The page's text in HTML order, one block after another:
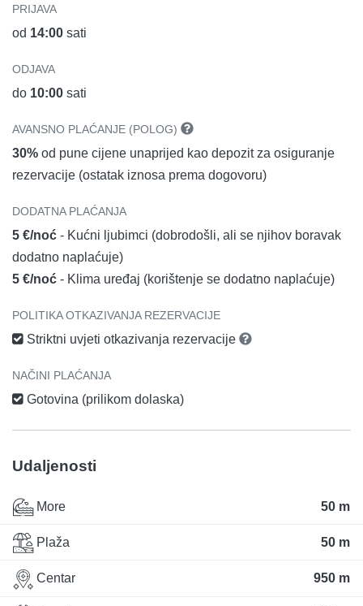
PRIJAVA
od 14:00 sati
ODJAVA
do 10:00 sati
AVANSNO PLAĆANJE (POLOG)
30% od pune cijene unaprijed kao depozit za osiguranje
rezervacije (ostatak iznosa prema dogovoru)
DODATNA PLAĆANJA
5 €/noć - Kućni ljubimci (dobrodošli, ali se njihov boravak
dodatno naplaćuje)
5 €/noć - Klima uređaj (korištenje se dodatno naplaćuje)
POLITIKA OTKAZIVANJA REZERVACIJE
Striktni uvjeti otkazivanja rezervacije
NAČINI PLAĆANJA
Gotovina (prilikom dolaska)
Udaljenosti
More 50 m
Plaža 50 m
Centar 950 m